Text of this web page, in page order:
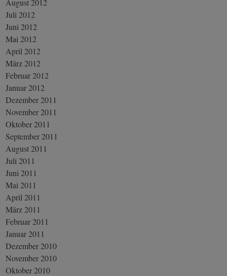
August 2012
Juli 2012
Juni 2012
Mai 2012
April 2012
März 2012
Februar 2012
Januar 2012
Dezember 2011
November 2011
Oktober 2011
September 2011
August 2011
Juli 2011
Juni 2011
Mai 2011
April 2011
März 2011
Februar 2011
Januar 2011
Dezember 2010
November 2010
Oktober 2010